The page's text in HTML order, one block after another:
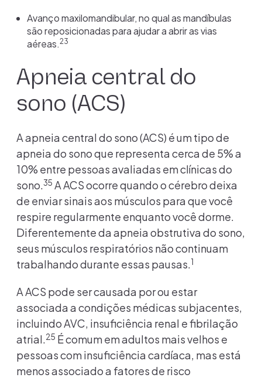
Avanço maxilomandibular, no qual as mandíbulas
são reposicionadas para ajudar a abrir as vias
aéreas.23
Apneia central do
sono (ACS)
A apneia central do sono (ACS) é um tipo de
apneia do sono que representa cerca de 5% a
10% entre pessoas avaliadas em clínicas do
sono.35 A ACS ocorre quando o cérebro deixa
de enviar sinais aos músculos para que você
respire regularmente enquanto você dorme.
Diferentemente da apneia obstrutiva do sono,
seus músculos respiratórios não continuam
trabalhando durante essas pausas.1
A ACS pode ser causada por ou estar
associada a condições médicas subjacentes,
incluindo AVC, insuficiência renal e fibrilação
atrial.25 É comum em adultos mais velhos e
pessoas com insuficiência cardíaca, mas está
menos associado a fatores de risco